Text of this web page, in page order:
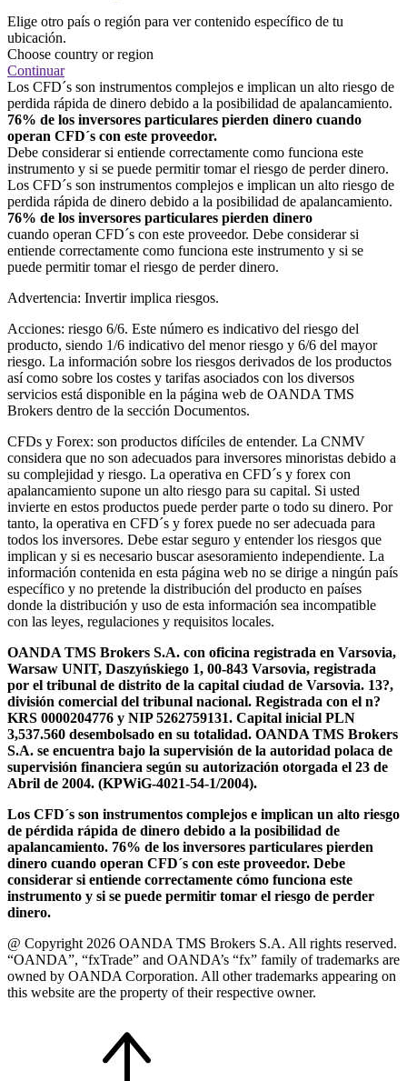
Elige otro país o región para ver contenido específico de tu
ubicación.
Choose country or region
Continuar
Los CFD´s son instrumentos complejos e implican un alto riesgo de
perdida rápida de dinero debido a la posibilidad de apalancamiento.
76% de los inversores particulares pierden dinero cuando
operan CFD´s con este proveedor.
Debe considerar si entiende correctamente como funciona este
instrumento y si se puede permitir tomar el riesgo de perder dinero.
Los CFD´s son instrumentos complejos e implican un alto riesgo de
perdida rápida de dinero debido a la posibilidad de apalancamiento.
76% de los inversores particulares pierden dinero
cuando operan CFD´s con este proveedor. Debe considerar si
entiende correctamente como funciona este instrumento y si se
puede permitir tomar el riesgo de perder dinero.
Advertencia: Invertir implica riesgos.
Acciones: riesgo 6/6. Este número es indicativo del riesgo del
producto, siendo 1/6 indicativo del menor riesgo y 6/6 del mayor
riesgo. La información sobre los riesgos derivados de los productos
así como sobre los costes y tarifas asociados con los diversos
servicios está disponible en la página web de OANDA TMS
Brokers dentro de la sección Documentos.
CFDs y Forex: son productos difíciles de entender. La CNMV
considera que no son adecuados para inversores minoristas debido a
su complejidad y riesgo. La operativa en CFD´s y forex con
apalancamiento supone un alto riesgo para su capital. Si usted
invierte en estos productos puede perder parte o todo su dinero. Por
tanto, la operativa en CFD´s y forex puede no ser adecuada para
todos los inversores. Debe estar seguro y entender los riesgos que
implican y si es necesario buscar asesoramiento independiente. La
información contenida en esta página web no se dirige a ningún país
específico y no pretende la distribución del producto en países
donde la distribución y uso de esta información sea incompatible
con las leyes, regulaciones y requisitos locales.
OANDA TMS Brokers S.A. con oficina registrada en Varsovia,
Warsaw UNIT, Daszyńskiego 1, 00-843 Varsovia, registrada
por el tribunal de distrito de la capital ciudad de Varsovia. 13?,
división comercial del tribunal nacional. Registrada con el n?
KRS 0000204776 y NIP 5262759131. Capital inicial PLN
3,537.560 desembolsado en su totalidad. OANDA TMS Brokers
S.A. se encuentra bajo la supervisión de la autoridad polaca de
supervisión financiera según su autorización otorgada el 23 de
Abril de 2004. (KPWiG-4021-54-1/2004).
Los CFD´s son instrumentos complejos e implican un alto riesgo
de pérdida rápida de dinero debido a la posibilidad de
apalancamiento. 76% de los inversores particulares pierden
dinero cuando operan CFD´s con este proveedor. Debe
considerar si entiende correctamente cómo funciona este
instrumento y si se puede permitir tomar el riesgo de perder
dinero.
@ Copyright 2026 OANDA TMS Brokers S.A. All rights reserved.
“OANDA”, “fxTrade” and OANDA’s “fx” family of trademarks are
owned by OANDA Corporation. All other trademarks appearing on
this website are the property of their respective owner.